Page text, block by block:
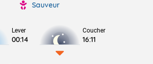
Sauveur
Lever
00:14
Coucher
16:11